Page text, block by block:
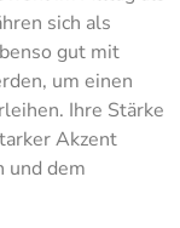
sich als
gut mit
um einen
Ihre Stärke
Akzent
und dem